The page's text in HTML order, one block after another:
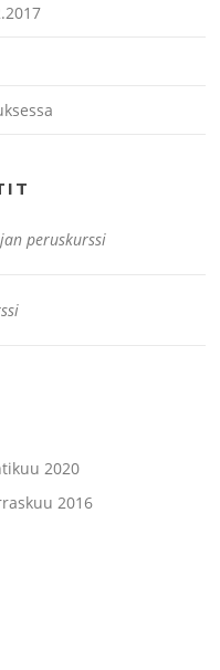
peruskurssi
2020
2016